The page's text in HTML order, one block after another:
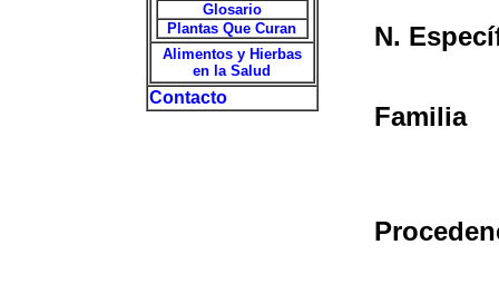
Glosario
Plantas Que Curan
Alimentos y Hierbas
en la Salud
Contacto
N.
Familia